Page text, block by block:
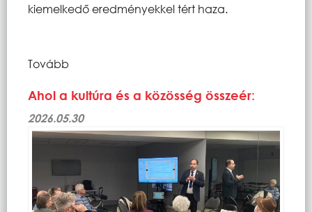
kiemelkedő eredményekkel tért haza.
Tovább
Ahol a kultúra és a közösség összeér:
2026.05.30